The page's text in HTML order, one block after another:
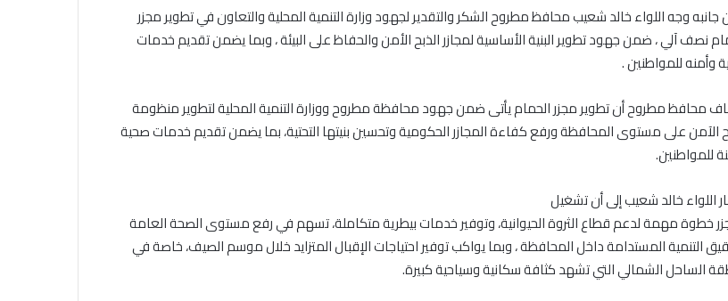
وجه اللواء خالد شعيب محافظ مطروح الشكر والتقدير لجهود وزارة التنمية المحلية والتعاون في تطوير مجزر
نصف آلي ، ضمن جهود تطوير البنية الأساسية لمجازر الذبح الأمن والحفاظ على البيئة ، وبما يضمن تقديم خدمات
وأمنه للمواطنين .
محافظ مطروح أن تطوير مجزر الحمام يأتى ضمن جهود محافظة مطروح ووزارة التنمية المحلية لتطوير منظومة
الآمن على مستوى المحافظة ورفع كفاءة المجازر الحكومية وتحسين بنيتها التحتية، بما يضمن تقديم خدمات صحية
للمواطنين.
اللواء خالد شعيب إلى أن تشغيل
خطوة مهمة لدعم قطاع الثروة الحيوانية، وتوفير خدمات بيطرية متكاملة، تسهم في رفع مستوى الصحة العامة
التنمية المستدامة داخل المحافظة ، وبما يواكب توفير احتياجات الإقبال المتزايد خلال موسم الصيف، خاصة في
الساحل الشمالي التي تشهد كثافة سكانية وسياحية كبيرة.